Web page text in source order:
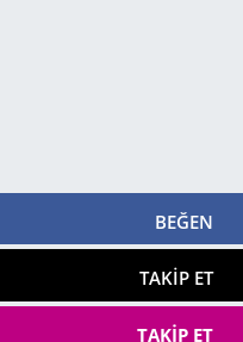
BEĞEN
TAKIP ET
TAKIP ET